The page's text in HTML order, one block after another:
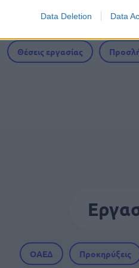
Data Deletion Data
Θέσεις εργασίας
ΟΑΕΔ Προκηρύξεις